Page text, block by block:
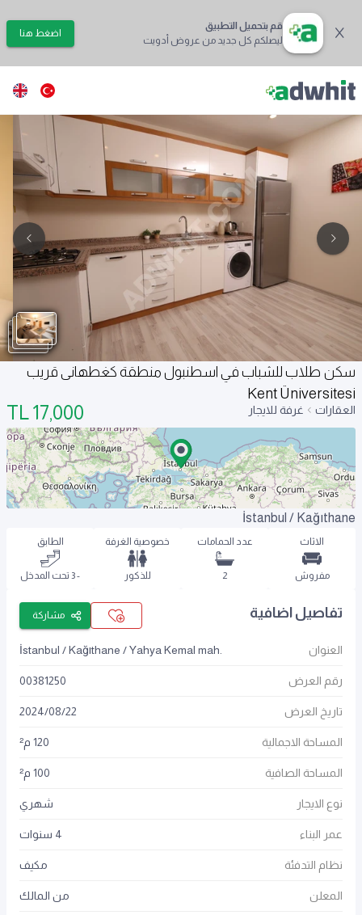
قم بتحميل التطبيق
ليصلكم كل جديد من عروض أدويت
اضغط هنا
سكن طلاب للشباب في اسطنبول منطقة كغطهانى قريب
Kent Üniversitesi
العقارات غرفة للايجار 17,000
TL
İstanbul / Kağıthane
الاثاث
مفروش
عدد الحمامات
2
خصوصية الغرفة
للذكور
الطابق
- 3 تحت المدخل
تفاصيل اضافية مشاركة
العنوان İstanbul / Kağıthane / Yahya Kemal mah.
رقم العرض 00381250
تاريخ العرض 2024/08/22
المساحة الاجمالية 120 م²
المساحة الصافية 100 م²
نوع الايجار شهري
عمر البناء 4 سنوات
نظام التدفئة مكيف
المعلن من المالك